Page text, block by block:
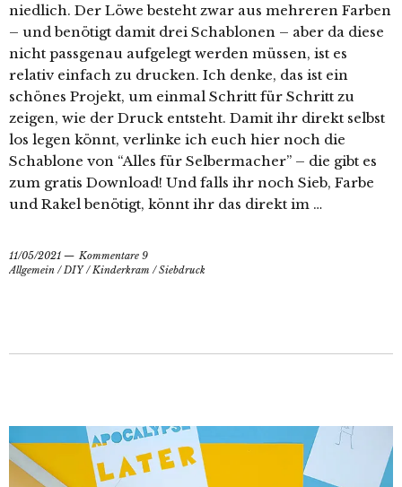
niedlich. Der Löwe besteht zwar aus mehreren Farben
– und benötigt damit drei Schablonen – aber da diese
nicht passgenau aufgelegt werden müssen, ist es
relativ einfach zu drucken. Ich denke, das ist ein
schönes Projekt, um einmal Schritt für Schritt zu
zeigen, wie der Druck entsteht. Damit ihr direkt selbst
los legen könnt, verlinke ich euch hier noch die
Schablone von “Alles für Selbermacher” – die gibt es
zum gratis Download! Und falls ihr noch Sieb, Farbe
und Rakel benötigt, könnt ihr das direkt im …
11/05/2021
Kommentare 9
Allgemein /DIY/Kinderkram /Siebdruck